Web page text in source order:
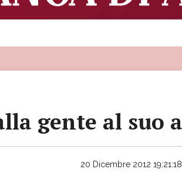
gente al suo
20 Dicembre 2012 19:21:18